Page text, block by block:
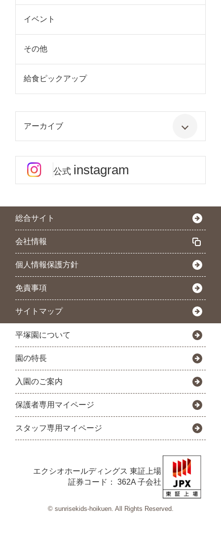
イベント
その他
給食ピックアップ
アーカイブ
公式 instagram
総合サイト
会社情報
個人情報保護方針
免責事項
サイトマップ
平塚園について
園の特長
入園のご案内
保護者専用マイページ
スタッフ専用マイページ
エクシオホールディングス 東証上場
証券コード： 362A 子会社
© sunrisekids-hoikuen. All Rights Reserved.